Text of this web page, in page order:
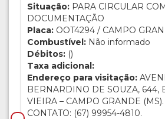
Situação: PARA CIRCULAR
DOCUMENTAÇÃO
Placa: OOT4294 / CAMPO
Combustível: Não informado
Débitos: ()
Taxa adicional:
Endereço para visitação:
BERNARDINO DE SOUZA, 644,
VIEIRA – CAMPO GRANDE
CONTATO: (67) 99954-4810.